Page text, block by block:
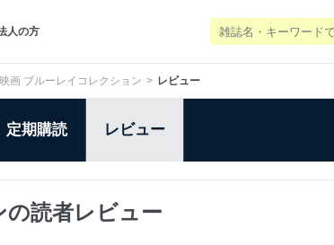
人の方
画 ブルーレイコレクション レビュー
定期購読 レビュー
の読者レビュー